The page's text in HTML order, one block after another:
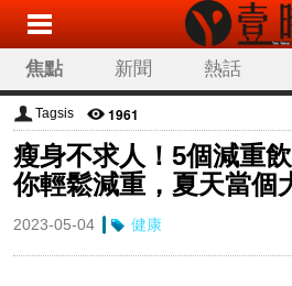
焦點 新聞 熱話
Tagsis 1961
瘦身不求人！5個減重
你輕鬆減重，夏天當個
2023-05-04 健康